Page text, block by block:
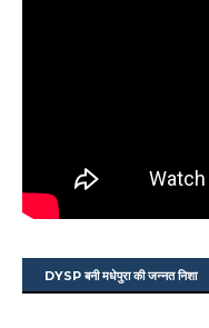
DYSP बनी मधेपुरा की जन्नत निशा